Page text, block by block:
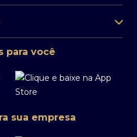
para você
sua empresa